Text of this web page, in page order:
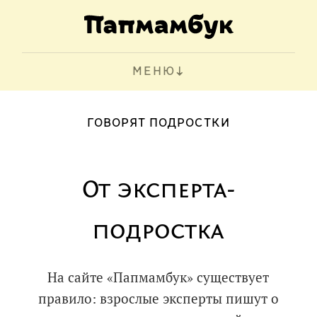
МЕНЮ
ГОВОРЯТ ПОДРОСТКИ
От эксперта-
подростка
На сайте «Папмамбук» существует
правило: взрослые эксперты пишут о